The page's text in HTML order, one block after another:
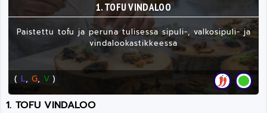
1. TOFU VINDALOO
Paistettu tofu ja peruna tulisessa sipuli-, valkosipuli- ja
vindalookastikkeessa
( L, G, V )
1. TOFU VINDALOO